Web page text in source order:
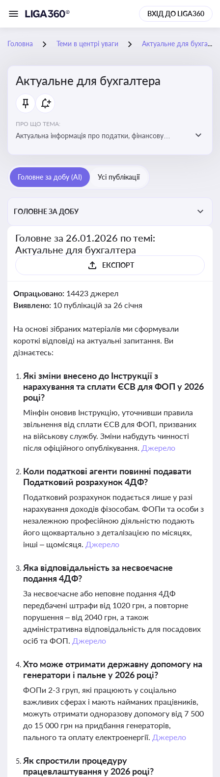
ВХІД ДО LIGA360
Головна Теми в центрі уваги Актуальне для бухгалтера
Актуальне для бухгалтера
ПРО ЩО ТЕМА:
Актуальна інформація про податки, фінансову
підприємств
Головне за добу (AI) Усі публікації
ГОЛОВНЕ ЗА ДОБУ
Головне за 26.01.2026 по темі:
Актуальне для бухгалтера
ЕКСПОРТ
Опрацьовано: 14423 джерел
Виявлено: 10 публікацій за 26 січня
На основі зібраних матеріалів ми сформували
короткі відповіді на актуальні запитання. Ви
дізнаєтесь:
Які зміни внесено до Інструкції з
нарахування та сплати ЄСВ для ФОП у 2026
році?
Мінфін оновив Інструкцію, уточнивши правила
звільнення від сплати ЄСВ для ФОП, призваних
на військову службу. Зміни набудуть чинності
після офіційного опублікування. Джерело
Коли податкові агенти повинні подавати
Податковий розрахунок 4ДФ?
Податковий розрахунок подається лише у разі
нарахування доходів фізособам. ФОПи та особи з
незалежною професійною діяльністю подають
його щоквартально з деталізацією по місяцях,
інші – щомісяця. Джерело
Яка відповідальність за несвоєчасне
подання 4ДФ?
За несвоєчасне або неповне подання 4ДФ
передбачені штрафи від 1020 грн, а повторне
порушення – від 2040 грн, а також
адміністративна відповідальність для посадових
осіб та ФОП. Джерело
Хто може отримати державну допомогу на
генератори і пальне у 2026 році?
ФОПи 2-3 груп, які працюють у соціально
важливих сферах і мають найманих працівників,
можуть отримати одноразову допомогу від 7 500
до 15 000 грн на придбання генераторів,
пального та оплату електроенергії. Джерело
Як спростили процедуру
працевлаштування у 2026 році?